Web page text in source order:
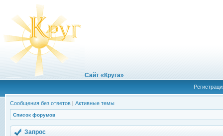
Сайт «Круга»
Сообщения без ответов | Активные темы
Список форумов
Запрос